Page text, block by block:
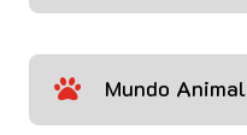
 Mundo Animal